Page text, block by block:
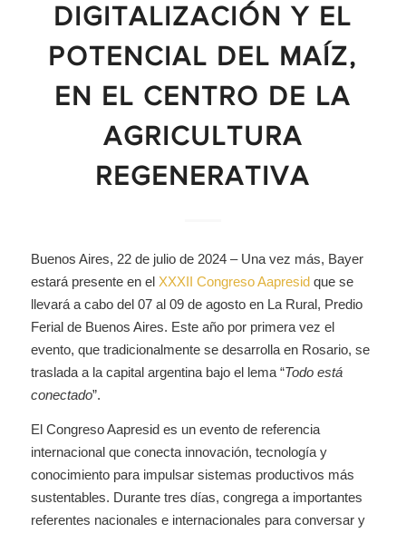
DIGITALIZACIÓN Y EL
POTENCIAL DEL MAÍZ,
EN EL CENTRO DE LA
AGRICULTURA
REGENERATIVA
Buenos Aires, 22 de julio de 2024 – Una vez más, Bayer
estará presente en el XXXII Congreso Aapresidque se
llevará a cabo del 07 al 09 de agosto en La Rural, Predio
Ferial de Buenos Aires. Este año por primera vez el
evento, que tradicionalmente se desarrolla en Rosario, se
traslada a la capital argentina bajo el lema “Todo está
conectado”.
El Congreso Aapresid es un evento de referencia
internacional que conecta innovación, tecnología y
conocimiento para impulsar sistemas productivos más
sustentables. Durante tres días, congrega a importantes
referentes nacionales e internacionales para conversar y